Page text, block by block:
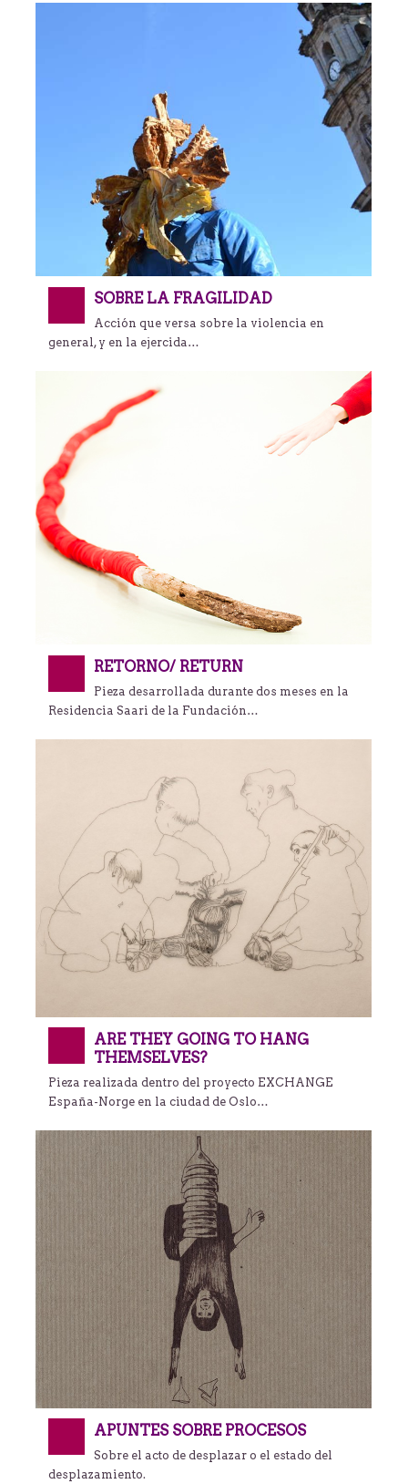
SOBRE LA FRAGILIDAD
Acción que versa sobre la violencia en
general, y en la ejercida…
RETORNO/ RETURN
Pieza desarrollada durante dos meses en la
Residencia Saari de la Fundación…
ARE THEY GOING TO HANG
THEMSELVES?
Pieza realizada dentro del proyecto EXCHANGE
España-Norge en la ciudad de Oslo…
APUNTES SOBRE PROCESOS
Sobre el acto de desplazar o el estado del
desplazamiento.